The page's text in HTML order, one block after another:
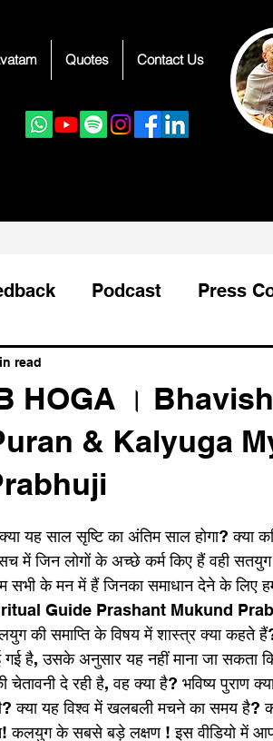
Contact Us
Quotes
Podcast Press
HOGA ।
& Kalyuga
read
यह साल सृष्टि का अंतिम साल होगा? क्या
जिन लोगों के अच्छे कर्म किए हैं वही सतयुग
के मन में हैं जिनका समाधान देने के लिए
Guide Prashant Mukund
की समाप्ति के विषय में शास्त्र क्या कहते
है, उसके अनुसार यह नहीं माना जा सकता
चेतावनी दे रही है, वह क्या है? भविष्य पुराण
क्या यह विश्व में खलबली मचने का समय
कलयुग के सबसे बड़े लक्षण ! इस वीडियो में